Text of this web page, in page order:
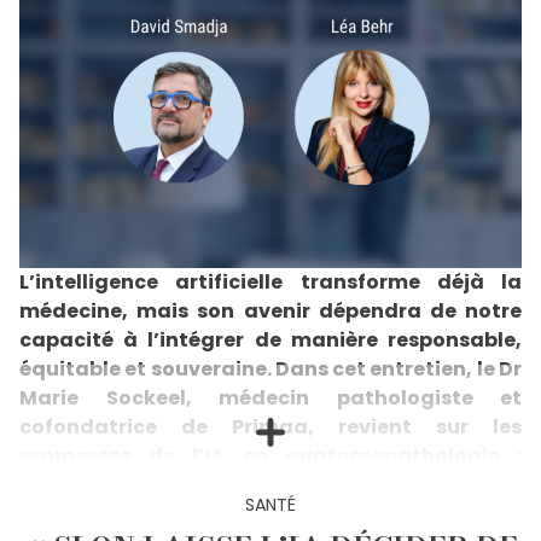
L’intelligence artificielle transforme déjà la
médecine, mais son avenir dépendra de notre
capacité à l’intégrer de manière responsable,
équitable et souveraine. Dans cet entretien, le Dr
Marie Sockeel, médecin pathologiste et
cofondatrice de Primaa, revient sur les
promesses de l’IA en anatomopathologie :
les délais de prise en charge des cancers et
SANTÉ